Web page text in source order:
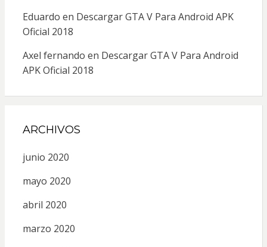
Eduardo en Descargar GTA V Para Android APK
Oficial 2018
Axel fernando en Descargar GTA V Para Android
APK Oficial 2018
ARCHIVOS
junio 2020
mayo 2020
abril 2020
marzo 2020